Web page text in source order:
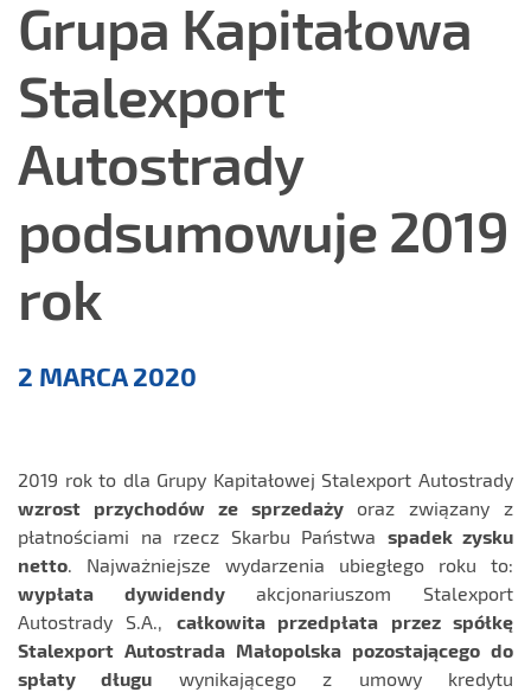
Grupa Kapitałowa
Stalexport
Autostrady
podsumowuje 2019
rok
prasowe
2 MARCA 2020
2019 rok to dla Grupy Kapitałowej Stalexport Autostrady
wzrost przychodów ze sprzedażyoraz związany z
płatnościami na rzecz Skarbu Państwa spadek zysku
netto. Najważniejsze wydarzenia ubiegłego roku to:
wypłata dywidendyakcjonariuszom Stalexport
Autostrady S.A., całkowita przedpłata przez spółkę
Stalexport Autostrada Małopolska pozostającego do
spłaty długu wynikającego z umowy kredytu